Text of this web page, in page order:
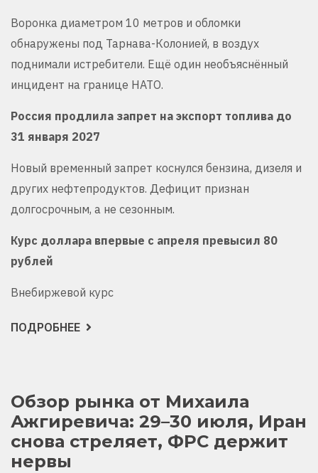
Воронка диаметром 10 метров и обломки
обнаружены под Тарнава-Колонией, в воздух
поднимали истребители. Ещё один необъяснённый
инцидент на границе НАТО.
Россия продлила запрет на экспорт топлива до
31 января 2027
Новый временный запрет коснулся бензина, дизеля и
других нефтепродуктов. Дефицит признан
долгосрочным, а не сезонным.
Курс доллара впервые с апреля превысил 80
рублей
Внебиржевой курс
ПОДРОБНЕЕ О
ЗА
30
ИЮЛЯ
2026!
Обзор рынка от Михаила
Ажгиревича: 29–30 июля, Иран
снова стреляет, ФРС держит
нервы